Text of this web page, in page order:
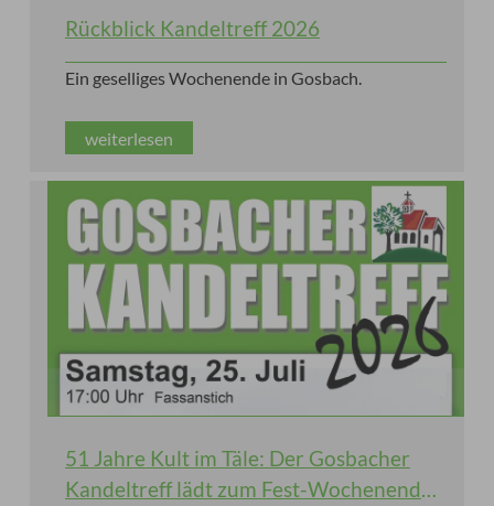
Rückblick Kandeltreff 2026
Ein geselliges Wochenende in Gosbach.
weiterlesen
51 Jahre Kult im Täle: Der Gosbacher
Kandeltreff lädt zum Fest-Wochenende